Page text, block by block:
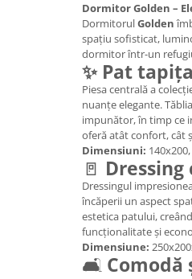
Dormitor Golden –
DormitorulGolden
spațiu sofisticat,
dormitor într-un
✨ Pat
Piesa centrală a
nuanțe elegante.
impunător, în timp ce
oferă atât confort, cât
Dimensiuni:
🚪
Dressingul
încăperii un aspect
estetica patului,
funcționalitate și
Dimensiune:
🛋 Comodă